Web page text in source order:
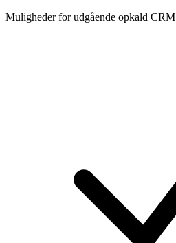
Muligheder for udgående opkald CRM